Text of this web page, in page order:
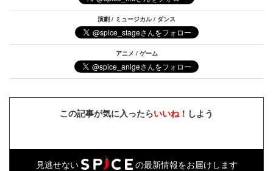
演劇 / ミュージカル / ダンス
アニメ / ゲーム
この記事が気に入ったらいいね！ しよう
見逃せない の最新情報をお届けします